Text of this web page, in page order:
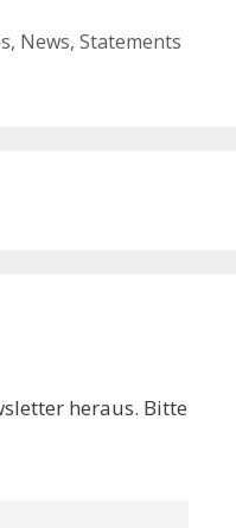
, News, Statements
heraus. Bitte